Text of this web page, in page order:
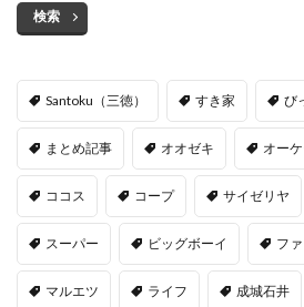
検索
Santoku（三徳） すき家 び
まとめ記事 オオゼキ オー
ココス コープ サイゼリヤ
スーパー ビッグボーイ フ
マルエツ ライフ 成城石井